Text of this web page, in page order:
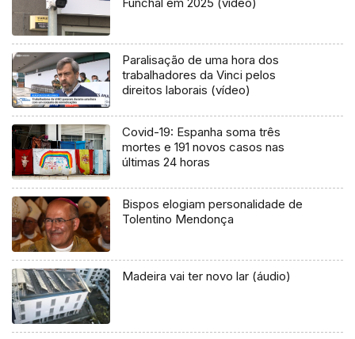
Paralisação de uma hora dos
trabalhadores da Vinci pelos
direitos laborais (vídeo)
Covid-19: Espanha soma três
mortes e 191 novos casos nas
últimas 24 horas
Bispos elogiam personalidade de
Tolentino Mendonça
Madeira vai ter novo lar (áudio)